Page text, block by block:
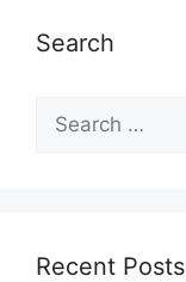
Search
for:
Recent Posts